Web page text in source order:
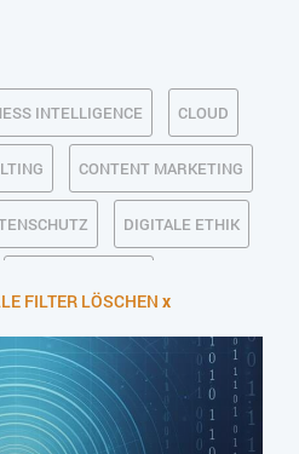
INTELLIGENCE CLOUD
CONTENT MARKETING
DIGITALE ETHIK
E-COMMERCE EINKAUF
FINANZSOFTWARE
4.0
FILTER LÖSCHEN x